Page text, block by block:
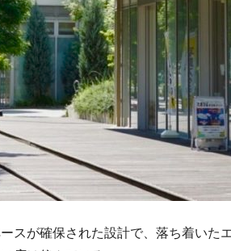
スが確保された設計で、落ち着いたエ